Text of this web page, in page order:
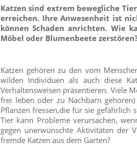
Katzen sind extrem bewegliche
erreichen. Ihre Anwesenheit ist
können Schaden anrichten. Wie
Möbel oder Blumenbeete
Katzen gehören zu den vom
wilden Individuen als auch diese
Verhaltensweisen präsentieren. Viele
frei leben oder zu Nachbarn
Pflanzen fressen,die für sie gefährlich
Tier kann Probleme verursachen,
gegen unerwünschte Aktivitäten der
fremde Katzen aus dem Garten?